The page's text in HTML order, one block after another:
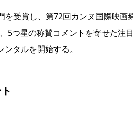
を受賞し、第72回カンヌ国際映
5つ星の称賛コメントを寄せた
タルを開始する。